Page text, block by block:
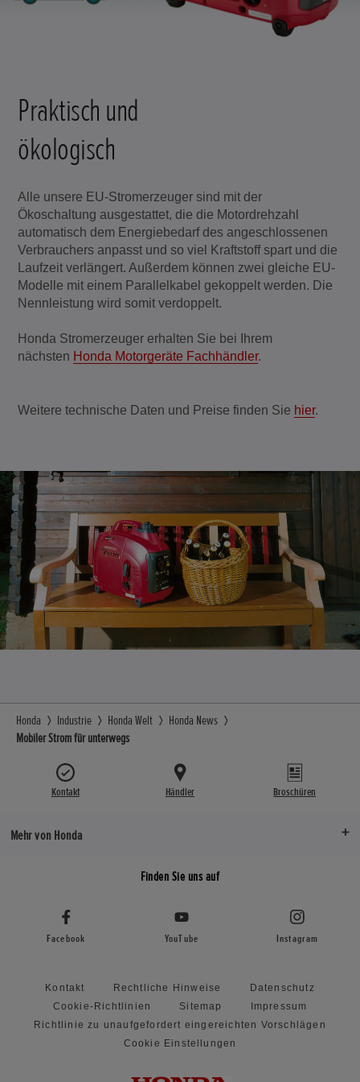
Praktisch und
ökologisch
Alle unsere EU-Stromerzeuger sind mit der
Ökoschaltung ausgestattet, die die Motordrehzahl
automatisch dem Energiebedarf des angeschlossenen
Verbrauchers anpasst und so viel Kraftstoff spart und die
Laufzeit verlängert. Außerdem können zwei gleiche EU-
Modelle mit einem Parallelkabel gekoppelt werden. Die
Nennleistung wird somit verdoppelt.
Honda Stromerzeuger erhalten Sie bei Ihrem
nächsten Honda Motorgeräte Fachhändler.
Weitere technische Daten und Preise finden Sie hier.
Honda Industrie Honda Welt
Honda News
Mobiler Strom für unterwegs
Kontakt Händler Broschüren
Mehr von Honda
Finden Sie uns auf
Facebook YouTube Instagram
Kontakt Rechtliche Hinweise
Datenschutz
Cookie-Richtlinien
Sitemap
Impressum
Richtlinie zu unaufgefordert eingereichten Vorschlägen
Cookie Einstellungen